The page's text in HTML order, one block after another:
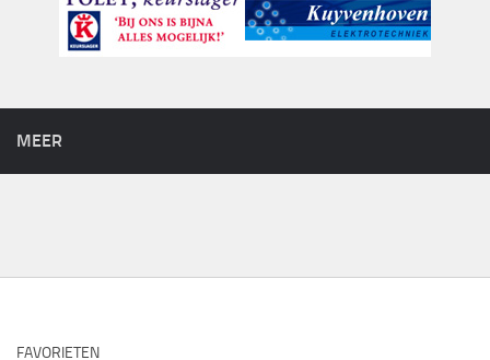
MEER
FAVORIETEN